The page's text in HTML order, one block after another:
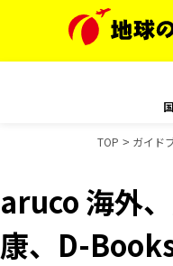
TOP ガイド
aruco 海外
康、D-